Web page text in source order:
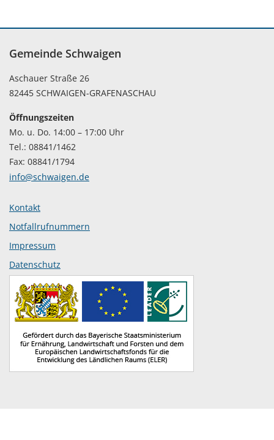
Gemeinde Schwaigen
Aschauer Straße 26
82445 SCHWAIGEN-GRAFENASCHAU
Öffnungszeiten
Mo. u. Do. 14:00 – 17:00 Uhr
Tel.: 08841/1462
Fax: 08841/1794
info@schwaigen.de
Kontakt
Notfallrufnummern
Impressum
Datenschutz